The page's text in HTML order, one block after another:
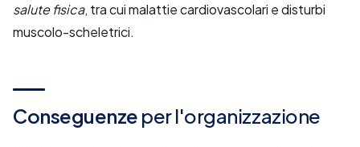
salute fisica, tra cui malattie cardiovascolari e disturbi
muscolo-scheletrici​​.
Conseguenze per l'organizzazione